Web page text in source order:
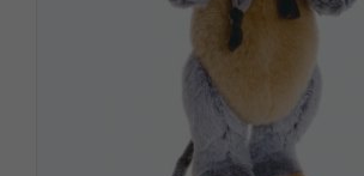
DETALLS